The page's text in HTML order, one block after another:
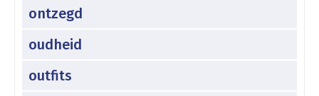
ontzegd
oudheid
outfits